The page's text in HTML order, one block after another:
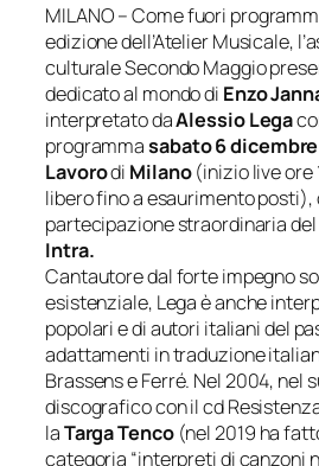
MILANO – Come fuori
edizione dell’Atelier Musicale,
culturale Secondo Maggio
dedicato al mondo di Enzo
interpretato daAlessio Lega
programmasabato 6 dicembre
Lavorodi Milano (inizio live ore
libero fino a esaurimento posti),
partecipazione straordinaria
Intra.
Cantautore dal forte impegno
esistenziale, Lega è anche
popolari e di autori italiani del
adattamenti in traduzione
Brassens e Ferré. Nel 2004, nel
discografico con il cd
laTarga Tenco (nel 2019 ha
categoria “interpreti di canzoni